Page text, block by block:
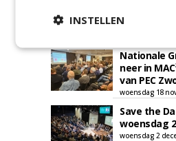
Nationale
neer in
van PEC
woensdag 18
Save the
woensdag
woensdag 2
INSTELLEN